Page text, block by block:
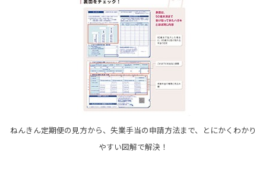
ねんきん定期便の見方から、失業手当の申請方法まで、とにかくわかり
やすい図解で解決！